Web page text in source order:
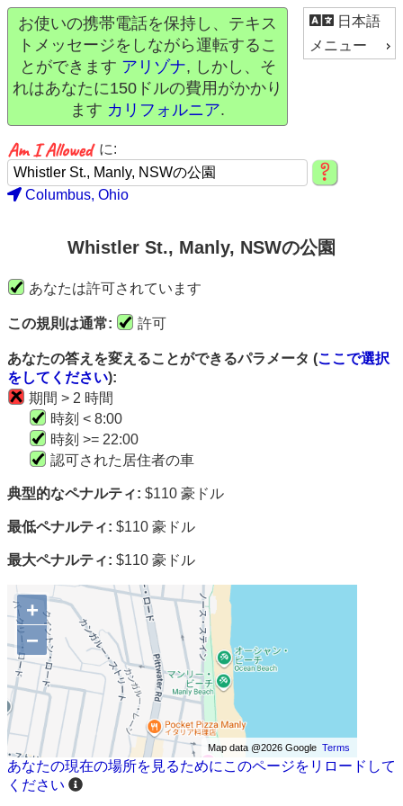
日本語
メニュー
お使いの携帯電話を保持し、テキス
トメッセージをしながら運転するこ
とができます アリゾナ, しかし、そ
れはあなたに150ドルの費用がかかり
ます カリフォルニア.
に:
Columbus, Ohio
Whistler St., Manly, NSWの公園
あなたは許可されています
この規則は通常: 許可
あなたの答えを変えることができるパラメータ (ここで選択
をしてください):
期間 > 2 時間
時刻 < 8:00
時刻 >= 22:00
認可された居住者の車
典型的なペナルティ: $110 豪ドル
最低ペナルティ: $110 豪ドル
最大ペナルティ: $110 豪ドル
+
−
Map data @2026 GoogleTerms
あなたの現在の場所を見るためにこのページをリロードして
ください